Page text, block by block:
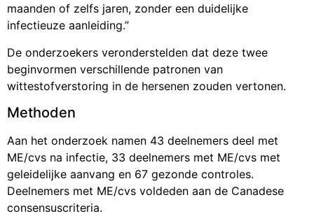
maanden of zelfs jaren, zonder een duidelijke
infectieuze aanleiding.”
De onderzoekers veronderstelden dat deze twee
beginvormen verschillende patronen van
wittestofverstoring in de hersenen zouden vertonen.
Methoden
Aan het onderzoek namen 43 deelnemers deel met
ME/cvs na infectie, 33 deelnemers met ME/cvs met
geleidelijke aanvang en 67 gezonde controles.
Deelnemers met ME/cvs voldeden aan de Canadese
consensuscriteria.